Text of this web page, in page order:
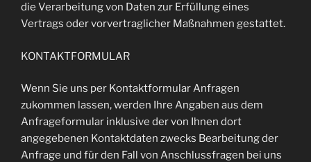
die Verarbeitung von Daten zur Erfüllung eines
Vertrags oder vorvertraglicher Maßnahmen gestattet.
KONTAKTFORMULAR
Wenn Sie uns per Kontaktformular Anfragen
zukommen lassen, werden Ihre Angaben aus dem
Anfrageformular inklusive der von Ihnen dort
angegebenen Kontaktdaten zwecks Bearbeitung der
Anfrage und für den Fall von Anschlussfragen bei uns